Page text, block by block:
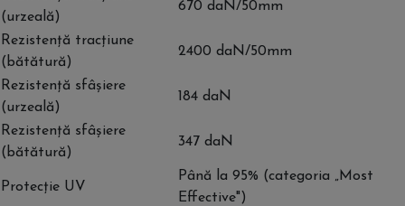
(urzeală)
670 daN/50mm
Rezistență tracțiune
(bătătură)
2400 daN/50mm
Rezistență sfâșiere
(urzeală)
184 daN
Rezistență sfâșiere
(bătătură)
347 daN
Protecție UV
Până la 95% (categoria „Most
Effective")